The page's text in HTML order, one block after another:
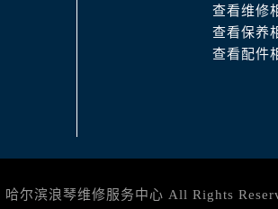
查看维修
查看保养
查看配件
哈尔滨浪琴维修服务中心 All Rights